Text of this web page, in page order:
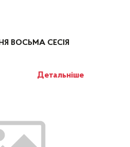
ВОСЬМА СЕСІЯ
Детальніше